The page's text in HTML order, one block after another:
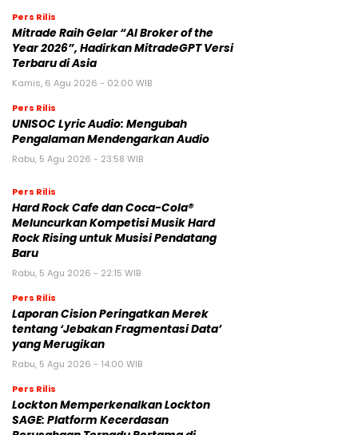
Pers Rilis
Mitrade Raih Gelar “AI Broker of the
Year 2026”, Hadirkan MitradeGPT Versi
Terbaru di Asia
Kamis, 6 Agu 2026 - 02:00 WIB
Pers Rilis
UNISOC Lyric Audio: Mengubah
Pengalaman Mendengarkan Audio
Rabu, 5 Agu 2026 - 23:58 WIB
Pers Rilis
Hard Rock Cafe dan Coca-Cola®
Meluncurkan Kompetisi Musik Hard
Rock Rising untuk Musisi Pendatang
Baru
Rabu, 5 Agu 2026 - 22:15 WIB
Pers Rilis
Laporan Cision Peringatkan Merek
tentang ‘Jebakan Fragmentasi Data’
yang Merugikan
Rabu, 5 Agu 2026 - 14:00 WIB
Pers Rilis
Lockton Memperkenalkan Lockton
SAGE: Platform Kecerdasan